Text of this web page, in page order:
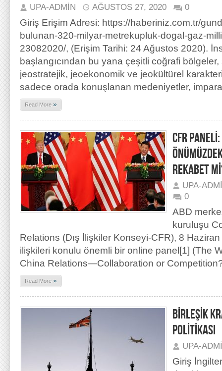
UPA-ADMIN AĞUSTOS 27, 2020 0
Giriş Erişim Adresi: https://haberiniz.com.tr/
bulunan-320-milyar-metrekupluk-dogal-gaz-
23082020/, (Erişim Tarihi: 24 Ağustos 2020).
başlangıcından bu yana çeşitli coğrafi
jeostratejik, jeoekonomik ve jeokültürel
sadece orada konuşlanan medeniyetler,
Read More »
CFR
REKABET
UPA-
0
ABD
kuruluşu
Relations (Dış İlişkiler Konseyi-CFR), 8
ilişkileri konulu önemli bir online panel[1] (The
China Relations—Collaboration or
Read More »
BİRLEŞİK
POLİTİKASI
UPA-
Giriş